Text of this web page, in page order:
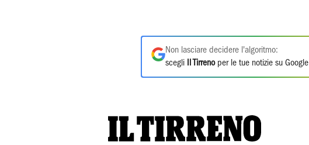
Non lasciare decidere l'algoritmo:
scegli
Il Tirrenoper le tue notizie su Google